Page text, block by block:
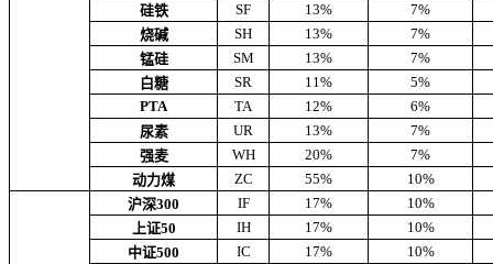
硅铁
SF 13%
7%
烧碱
SH 13%
7%
锰硅
SM 13%
7%
白糖
SR 11%
5%
PTA
TA 12%
6%
尿素
UR 13%
7%
强麦
WH 20%
7%
动力煤
ZC 55% 10%
沪深300 IF 17%
10%
上证50
IH 17%
10%
中证500
IC 17%
10%